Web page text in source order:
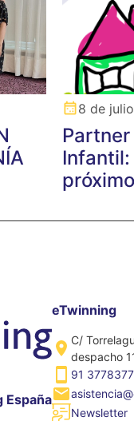
8 de
Infantil:
España
eTwinning
C/
despacho
91 3778377
Newsletter